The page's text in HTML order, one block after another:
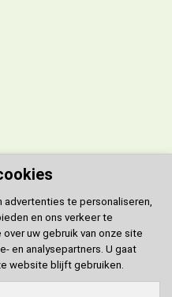
advertenties te personaliseren,
en ons verkeer te
uw gebruik van onze site
en analysepartners. U gaat
website blijft gebruiken.